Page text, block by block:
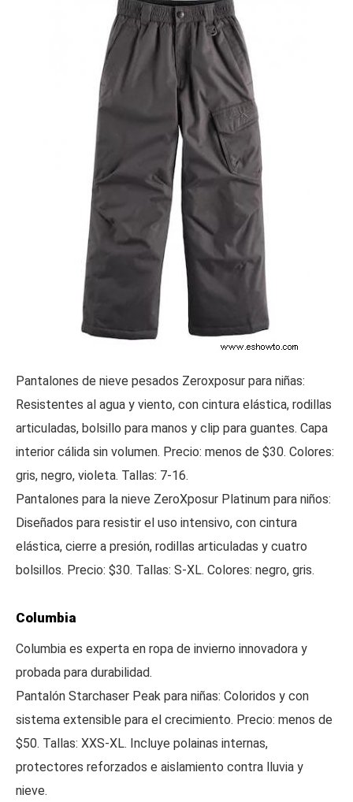
Pantalones de nieve pesados Zeroxposur para niñas:
Resistentes al agua y viento, con cintura elástica, rodillas
articuladas, bolsillo para manos y clip para guantes. Capa
interior cálida sin volumen. Precio: menos de $30. Colores:
gris, negro, violeta. Tallas: 7-16.
Pantalones para la nieve ZeroXposur Platinum para niños:
Diseñados para resistir el uso intensivo, con cintura
elástica, cierre a presión, rodillas articuladas y cuatro
bolsillos. Precio: $30. Tallas: S-XL. Colores: negro, gris.
Columbia
Columbia es experta en ropa de invierno innovadora y
probada para durabilidad.
Pantalón Starchaser Peak para niñas: Coloridos y con
sistema extensible para el crecimiento. Precio: menos de
$50. Tallas: XXS-XL. Incluye polainas internas,
protectores reforzados e aislamiento contra lluvia y
nieve.